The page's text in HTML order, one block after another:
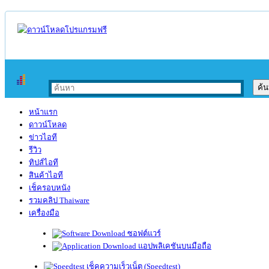
หน้าแรก
ดาวน์โหลด
ข่าวไอที
รีวิว
ทิปส์ไอที
สินค้าไอที
เช็ครอบหนัง
รวมคลิป Thaiware
เครื่องมือ
ซอฟต์แวร์
แอปพลิเคชันบนมือถือ
เช็คความเร็วเน็ต (Speedtest)